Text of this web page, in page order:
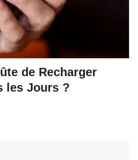
de Recharger
les Jours ?